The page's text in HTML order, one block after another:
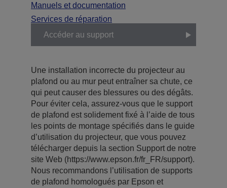
Manuels et documentation
Services de réparation
Accéder au support
Une installation incorrecte du projecteur au
plafond ou au mur peut entraîner sa chute, ce
qui peut causer des blessures ou des dégâts.
Pour éviter cela, assurez-vous que le support
de plafond est solidement fixé à l’aide de tous
les points de montage spécifiés dans le guide
d’utilisation du projecteur, que vous pouvez
télécharger depuis la section Support de notre
site Web (https://www.epson.fr/fr_FR/support).
Nous recommandons l’utilisation de supports
de plafond homologués par Epson et